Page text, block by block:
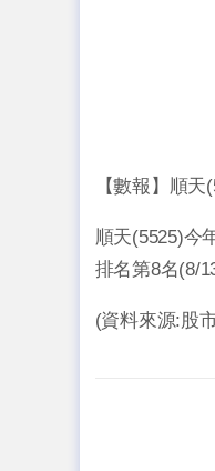
【數報】順
順天(5525)今
排名第8名(8/
(資料來源:股